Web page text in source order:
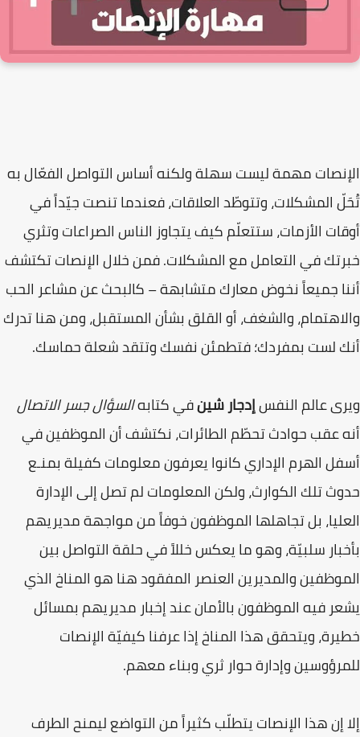
الإنصات مهمة ليست سهلة ولكنه أساس التواصل الفعّال به
تُحَلّ المشكلات، وتتوطّد العلاقات، فعندما تنصت جيّداً في
أوقات الأزمات، ستتعلّم كيف يتجاوز الناس الصراعات وتثري
خبرتك في التعامل مع المشكلات. فمن خلال الإنصات تكتشف
أننا جميعاً نخوض معارك متشابهة – كالبحث عن مشاعر الحب
والاهتمام، والشغف، أو القلق بشأن المستقبل، ومن هنا تدرك
أنك لست بمفردك؛ فتطمئن نفسك وتتقد شعلة حماسك.
ويرى عالم النفسإدجار شينفي كتابهالسؤال جسر الاتصال
أنه عقب حوادث تحطّم الطائرات، نكتشف أن الموظفين في
أسفل الهرم الإداري كانوا يعرفون معلومات كفيلة بمنـع
حدوث تلك الكوارث، ولكن المعلومات لم تصل إلى الإدارة
العليا، بل تجاهلها الموظفون خوفاً من مواجهة مديريهم
بأخبار سلبيّة، وهو ما يعكس خللاً في حلقة التواصل بين
الموظفين والمديرين العنصر المفقود هنا هو المناخ الذي
يشعر فيه الموظفون بالأمان عند إخبار مديريهم بمسائل
خطيرة، ويتحقق هذا المناخ إذا عرفنا كيفيّة الإنصات
للمرؤوسين وإدارة حوار ثري وبناء معهم.
إلا إن هذا الإنصات يتطلّب كثيراً من التواضع ليمنح الطرف